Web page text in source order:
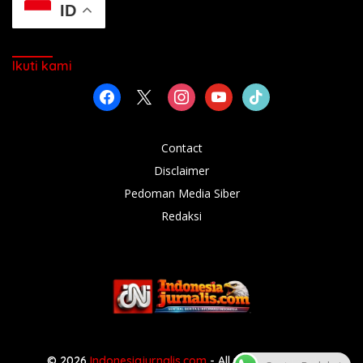
ID
Ikuti kami
facebook instagramyoutubetiktok
Contact
Disclaimer
Pedoman Media Siber
Redaksi